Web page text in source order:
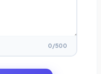
0/500